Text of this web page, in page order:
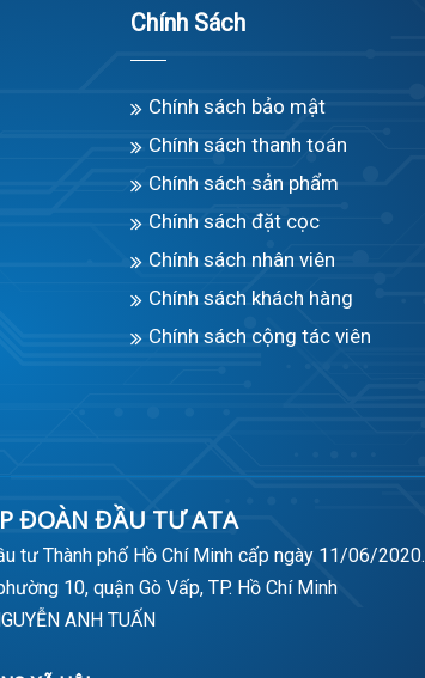
Chính Sách
Chính sách bảo mật
Chính sách thanh toán
Chính sách sản phẩm
Chính sách đặt cọc
Chính sách nhân viên
Chính sách khách hàng
Chính sách cộng tác viên
ĐOÀN ĐẦU TƯ ATA
tư Thành phố Hồ Chí Minh cấp ngày 11/06/2020.
10, quận Gò Vấp, TP. Hồ Chí Minh
ANH TUẤN